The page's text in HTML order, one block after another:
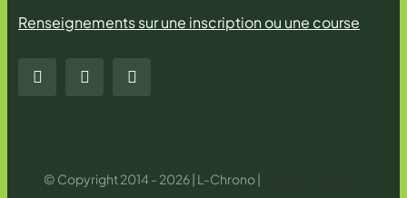
Renseignements sur une inscription ou une course
© Copyright 2014 - 2026 | L-Chrono |